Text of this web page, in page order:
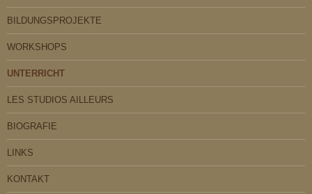
BILDUNGSPROJEKTE
WORKSHOPS
UNTERRICHT
LES STUDIOS AILLEURS
BIOGRAFIE
LINKS
KONTAKT